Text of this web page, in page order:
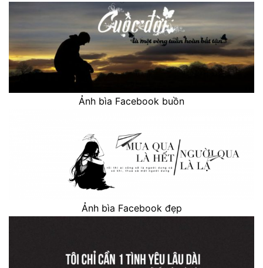
Ảnh bìa Facebook buồn
Ảnh bìa Facebook đẹp